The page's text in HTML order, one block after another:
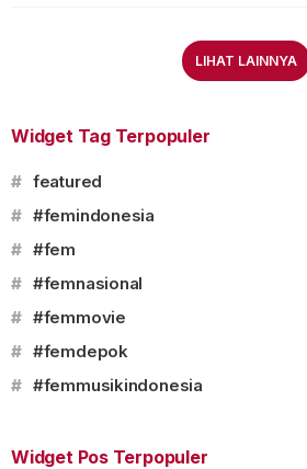
LIHAT LAINNYA
Widget Tag Terpopuler
# featured
# #femindonesia
# #fem
# #femnasional
# #femmovie
# #femdepok
# #femmusikindonesia
Widget Pos Terpopuler